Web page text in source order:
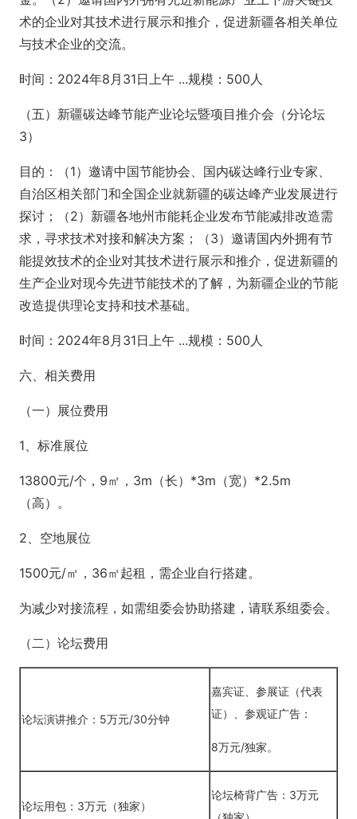
术的企业对其技术进行展示和推介，促进新疆各相关单位
与技术企业的交流。
时间：2024年8月31日上午 ...规模：500人
（五）新疆碳达峰节能产业论坛暨项目推介会（分论坛
3）
目的：（1）邀请中国节能协会、国内碳达峰行业专家、
自治区相关部门和全国企业就新疆的碳达峰产业发展进行
探讨；（2）新疆各地州市能耗企业发布节能减排改造需
求，寻求技术对接和解决方案；（3）邀请国内外拥有节
能提效技术的企业对其技术进行展示和推介，促进新疆的
生产企业对现今先进节能技术的了解，为新疆企业的节能
改造提供理论支持和技术基础。
时间：2024年8月31日上午 ...规模：500人
六、相关费用
（一）展位费用
1、标准展位
13800元/个，9㎡，3m（长）*3m（宽）*2.5m
（高）。
2、空地展位
1500元/㎡，36㎡起租，需企业自行搭建。
为减少对接流程，如需组委会协助搭建，请联系组委会。
（二）论坛费用
论坛演讲推介：5万元/30分钟
嘉宾证、参展证（代表
证）、参观证广告：
8万元/独家。
论坛用包：3万元（独家）
论坛椅背广告：3万元